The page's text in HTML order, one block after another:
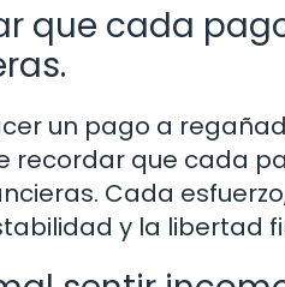
que cada
un pago a
recordar que cada
Cada
y la libertad